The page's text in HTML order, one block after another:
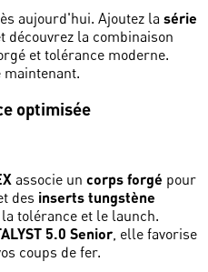
aujourd'hui. Ajoutez la série
découvrez la combinaison
et tolérance moderne.
optimisée
associe un corps forgé pour
des inserts tungstène
tolérance et le launch.
5.0 Senior, elle favorise
coups de fer.